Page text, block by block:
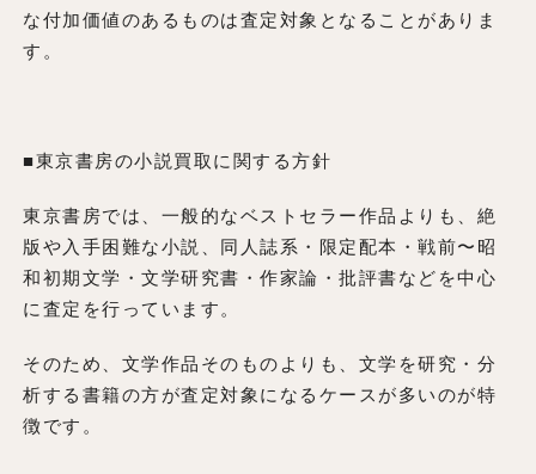
な付加価値のあるものは査定対象となることがありま
す。
■東京書房の小説買取に関する方針
東京書房では、一般的なベストセラー作品よりも、絶
版や入手困難な小説、同人誌系・限定配本・戦前〜昭
和初期文学・文学研究書・作家論・批評書などを中心
に査定を行っています。
そのため、文学作品そのものよりも、文学を研究・分
析する書籍の方が査定対象になるケースが多いのが特
徴です。